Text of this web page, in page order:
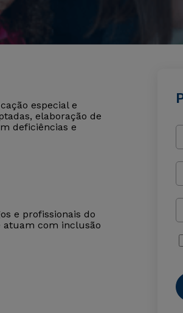
especial e
elaboração de
deficiências e
e profissionais do
atuam com inclusão